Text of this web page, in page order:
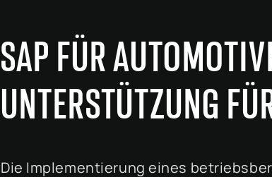
SAP FÜR
UNTERSTÜTZUNG
Die Implementierung eines